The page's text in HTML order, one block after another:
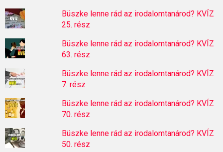
Büszke lenne rád az irodalomtanárod? KVÍZ
25. rész
Büszke lenne rád az irodalomtanárod? KVÍZ
63. rész
Büszke lenne rád az irodalomtanárod? KVÍZ
7. rész
Büszke lenne rád az irodalomtanárod? KVÍZ
70. rész
Büszke lenne rád az irodalomtanárod? KVÍZ
50. rész